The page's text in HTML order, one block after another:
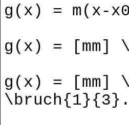
g(x) = m(x-
g(x) = [mm]
g(x) = [mm]